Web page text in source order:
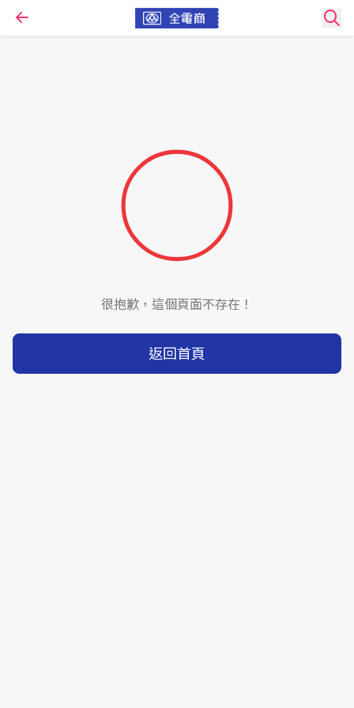
很抱歉，這個頁面不存在！
返回首頁